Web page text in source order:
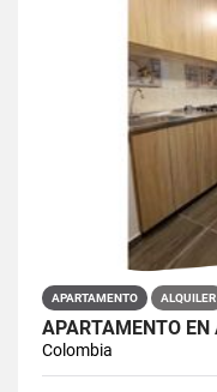
APARTAMENTO ALQUILER
Colombia